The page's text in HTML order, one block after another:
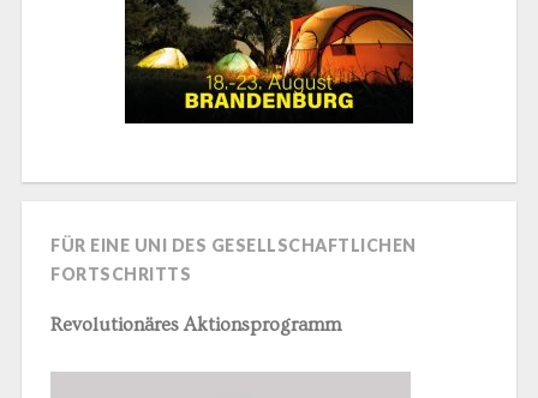
FÜR EINE UNI DES GESELLSCHAFTLICHEN
FORTSCHRITTS
Revolutionäres Aktionsprogramm